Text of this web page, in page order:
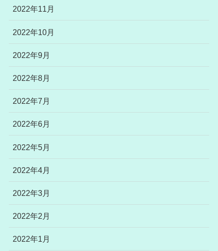
2022年11月
2022年10月
2022年9月
2022年8月
2022年7月
2022年6月
2022年5月
2022年4月
2022年3月
2022年2月
2022年1月